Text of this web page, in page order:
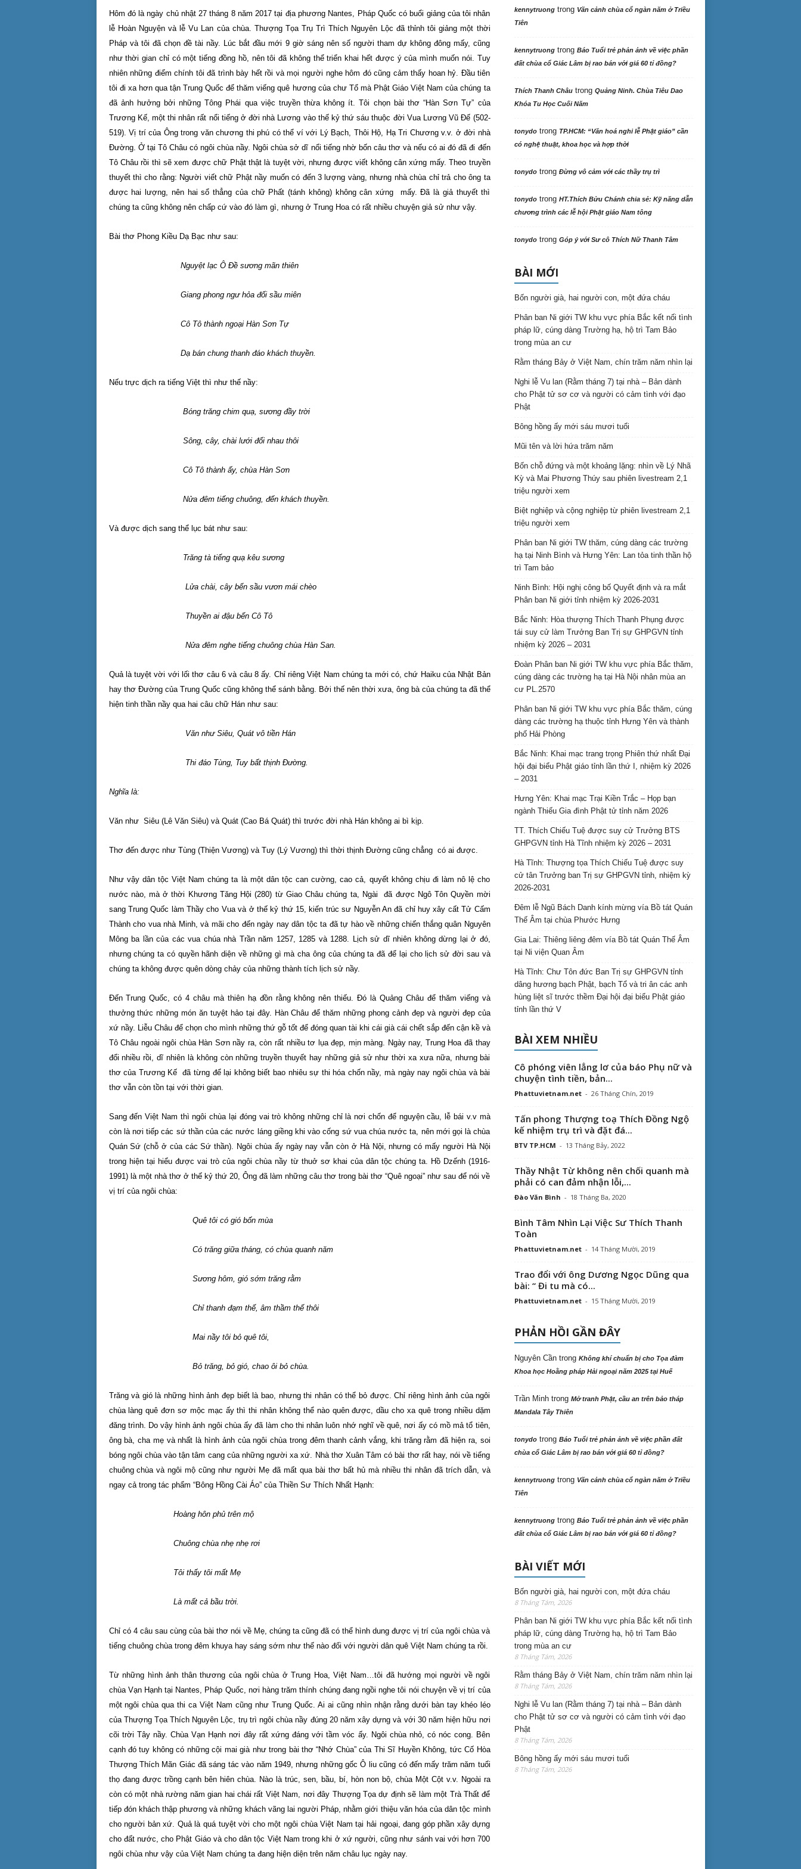
Hôm đó là ngày chủ nhật 27 tháng 8 năm 2017 tại địa phương Nantes, Pháp Quốc có buổi giảng của tôi nhân
lễ Hoàn Nguyện và lễ Vu Lan của chùa. Thượng Tọa Trụ Trì Thích Nguyên Lộc đã thỉnh tôi giảng một thời
Pháp và tôi đã chọn đề tài nầy. Lúc bắt đầu mới 9 giờ sáng nên số người tham dự không đông mấy, cũng
như thời gian chỉ có một tiếng đồng hồ, nên tôi đã không thể triển khai hết được ý của mình muốn nói. Tuy
nhiên những điểm chính tôi đã trình bày hết rồi và mọi người nghe hôm đó cũng cảm thấy hoan hỷ. Đầu tiên
tôi đi xa hơn qua tận Trung Quốc để thăm viếng quê hương của chư Tổ mà Phật Giáo Việt Nam của chúng ta
đã ảnh hưởng bởi những Tông Phái qua việc truyền thừa không ít. Tôi chọn bài thơ “Hàn Sơn Tự” của
Trương Kế, một thi nhân rất nổi tiếng ở đời nhà Lương vào thế kỷ thứ sáu thuộc đời Vua Lương Vũ Đế (502-
519). Vị trí của Ông trong văn chương thi phú có thể ví với Lý Bạch, Thôi Hộ, Hạ Tri Chương v.v. ở đời nhà
Đường. Ở tại Tô Châu có ngôi chùa nầy. Ngôi chùa sở dĩ nổi tiếng nhờ bốn câu thơ và nếu có ai đó đã đi đến
Tô Châu rồi thì sẽ xem được chữ Phật thật là tuyệt vời, nhưng được viết không cân xứng mấy. Theo truyền
thuyết thì cho rằng: Người viết chữ Phật nầy muốn có đến 3 lượng vàng, nhưng nhà chùa chỉ trả cho ông ta
được hai lượng, nên hai sổ thẳng của chữ Phất (tánh không) không cân xứng mấy. Đã là giả thuyết thì
chúng ta cũng không nên chấp cứ vào đó làm gì, nhưng ở Trung Hoa có rất nhiều chuyện giả sử như vậy.
Bài thơ Phong Kiều Dạ Bạc như sau:
Nguyệt lạc Ô Đề sương mãn thiên
Giang phong ngư hỏa đối sầu miên
Cô Tô thành ngoại Hàn Sơn Tự
Dạ bán chung thanh đáo khách thuyền.
Nếu trực dịch ra tiếng Việt thì như thế nầy:
Bóng trăng chim quạ, sương đầy trời
Sông, cây, chài lưới đối nhau thôi
Cô Tô thành ấy, chùa Hàn Sơn
Nửa đêm tiếng chuông, đến khách thuyền.
Và được dịch sang thể lục bát như sau:
Trăng tà tiếng quạ kêu sương
Lửa chài, cây bến sầu vươn mái chèo
Thuyền ai đậu bến Cô Tô
Nửa đêm nghe tiếng chuông chùa Hàn San.
Quả là tuyệt vời với lối thơ câu 6 và câu 8 ấy. Chỉ riêng Việt Nam chúng ta mới có, chứ Haiku của Nhật Bản
hay thơ Đường của Trung Quốc cũng không thể sánh bằng. Bởi thế nên thời xưa, ông bà của chúng ta đã thể
hiện tinh thần nầy qua hai câu chữ Hán như sau:
Văn như Siêu, Quát vô tiền Hán
Thi đáo Tùng, Tuy bất thịnh Đường.
Nghĩa là:
Văn như Siêu (Lê Văn Siêu) và Quát (Cao Bá Quát) thì trước đời nhà Hán không ai bì kịp.
Thơ đến được như Tùng (Thiện Vương) và Tuy (Lý Vương) thì thời thịnh Đường cũng chẳng có ai được.
Như vậy dân tộc Việt Nam chúng ta là một dân tộc can cường, cao cả, quyết không chịu đi làm nô lệ cho
nước nào, mà ở thời Khương Tăng Hội (280) từ Giao Châu chúng ta, Ngài đã được Ngô Tôn Quyền mời
sang Trung Quốc làm Thầy cho Vua và ở thế kỷ thứ 15, kiến trúc sư Nguyễn An đã chỉ huy xây cất Tử Cấm
Thành cho vua nhà Minh, và mãi cho đến ngày nay dân tộc ta đã tự hào về những chiến thắng quân Nguyên
Mông ba lần của các vua chúa nhà Trần năm 1257, 1285 và 1288. Lịch sử dĩ nhiên không dừng lại ở đó,
nhưng chúng ta có quyền hãnh diện về những gì mà cha ông của chúng ta đã để lại cho lịch sử đời sau và
chúng ta không được quên dòng chảy của những thành tích lịch sử nầy.
Đến Trung Quốc, có 4 châu mà thiên hạ đồn rằng không nên thiếu. Đó là Quảng Châu để thăm viếng và
thưởng thức những món ăn tuyệt hảo tại đây. Hàn Châu để thăm những phong cảnh đẹp và người đẹp của
xứ nầy. Liễu Châu để chọn cho mình những thứ gỗ tốt để đóng quan tài khi cái già cái chết sắp đến cận kề và
Tô Châu ngoài ngôi chùa Hàn Sơn nầy ra, còn rất nhiều tơ lụa đẹp, mịn màng. Ngày nay, Trung Hoa đã thay
đổi nhiều rồi, dĩ nhiên là không còn những truyền thuyết hay những giả sử như thời xa xưa nữa, nhưng bài
thơ của Trương Kế đã từng để lại không biết bao nhiêu sự thi hóa chốn nầy, mà ngày nay ngôi chùa và bài
thơ vẫn còn tồn tại với thời gian.
Sang đến Việt Nam thì ngôi chùa lại đóng vai trò không những chỉ là nơi chốn để nguyện cầu, lễ bái v.v mà
còn là nơi tiếp các sứ thần của các nước láng giềng khi vào cống sứ vua chúa nước ta, nên mới gọi là chùa
Quán Sứ (chỗ ở của các Sứ thần). Ngôi chùa ấy ngày nay vẫn còn ở Hà Nội, nhưng có mấy người Hà Nội
trong hiện tại hiểu được vai trò của ngôi chùa nầy từ thuở sơ khai của dân tộc chúng ta. Hồ Dzếnh (1916-
1991) là một nhà thơ ở thế kỷ thứ 20, Ông đã làm những câu thơ trong bài thơ “Quê ngoại” như sau để nói về
vị trí của ngôi chùa:
Quê tôi có gió bốn mùa
Có trăng giữa tháng, có chùa quanh năm
Sương hôm, gió sớm trăng rằm
Chỉ thanh đạm thế, âm thầm thế thôi
Mai nầy tôi bỏ quê tôi,
Bỏ trăng, bỏ gió, chao ôi bỏ chùa.
Trăng và gió là những hình ảnh đẹp biết là bao, nhưng thi nhân có thể bỏ được. Chỉ riêng hình ảnh của ngôi
chùa làng quê đơn sơ mộc mạc ấy thì thi nhân không thể nào quên được, dầu cho xa quê trong nhiều dặm
đăng trình. Do vậy hình ảnh ngôi chùa ấy đã làm cho thi nhân luôn nhớ nghĩ về quê, nơi ấy có mồ mả tổ tiên,
ông bà, cha mẹ và nhất là hình ảnh của ngôi chùa trong đêm thanh cảnh vắng, khi trăng rằm đã hiện ra, soi
bóng ngôi chùa vào tận tâm cang của những người xa xứ. Nhà thơ Xuân Tâm có bài thơ rất hay, nói về tiếng
chuông chùa và ngôi mộ cũng như người Mẹ đã mất qua bài thơ bất hủ mà nhiều thi nhân đã trích dẫn, và
ngay cả trong tác phẩm “Bông Hồng Cài Áo” của Thiền Sư Thích Nhất Hạnh:
Hoàng hôn phủ trên mộ
Chuông chùa nhẹ nhẹ rơi
Tôi thấy tôi mất Mẹ
Là mất cả bầu trời.
Chỉ có 4 câu sau cùng của bài thơ nói về Mẹ, chúng ta cũng đã có thể hình dung được vị trí của ngôi chùa và
tiếng chuông chùa trong đêm khuya hay sáng sớm như thế nào đối với người dân quê Việt Nam chúng ta rồi.
Từ những hình ảnh thân thương của ngôi chùa ở Trung Hoa, Việt Nam…tôi đã hướng mọi người về ngôi
chùa Vạn Hạnh tại Nantes, Pháp Quốc, nơi hàng trăm thính chúng đang ngồi nghe tôi nói chuyện về vị trí của
một ngôi chùa qua thi ca Việt Nam cũng như Trung Quốc. Ai ai cũng nhìn nhận rằng dưới bàn tay khéo léo
của Thượng Tọa Thích Nguyên Lộc, trụ trì ngôi chùa nầy đúng 20 năm xây dựng và với 30 năm hiện hữu nơi
cõi trời Tây nầy. Chùa Vạn Hạnh nơi đây rất xứng đáng với tầm vóc ấy. Ngôi chùa nhỏ, có nóc cong. Bên
cạnh đó tuy không có những cội mai già như trong bài thơ “Nhớ Chùa” của Thi Sĩ Huyền Không, tức Cố Hòa
Thượng Thích Mãn Giác đã sáng tác vào năm 1949, nhưng những gốc Ô liu cũng có đến mấy trăm năm tuổi
thọ đang được trồng cạnh bên hiên chùa. Nào là trúc, sen, bầu, bí, hòn non bộ, chùa Một Cột v.v. Ngoài ra
còn có một nhà rường năm gian hai chái rất Việt Nam, nơi đây Thượng Tọa dự định sẽ làm một Trà Thất để
tiếp đón khách thập phương và những khách vãng lai người Pháp, nhằm giới thiệu văn hóa của dân tộc mình
cho người bản xứ. Quả là quá tuyệt vời cho một ngôi chùa Việt Nam tại hải ngoại, đang góp phần xây dựng
cho đất nước, cho Phật Giáo và cho dân tộc Việt Nam trong khi ở xứ người, cũng như sánh vai với hơn 700
ngôi chùa như vậy của Việt Nam chúng ta đang hiện diện trên năm châu lục ngày nay.
kennytruongtrong Vãn cảnh chùa cổ ngàn năm ở Triều
Tiên
kennytruongtrong Báo Tuổi trẻ phản ảnh về việc phần
đất chùa cổ Giác Lâm bị rao bán với giá 60 tỉ đồng?
Thích Thanh Châutrong Quảng Ninh. Chùa Tiêu Dao
Khóa Tu Học Cuối Năm
tonydotrong TP.HCM: “Văn hoá nghi lễ Phật giáo” cần
có nghệ thuật, khoa học và hợp thời
tonydotrong Đừng vô cảm với các thầy trụ trì
tonydotrong HT.Thích Bửu Chánh chia sẻ: Kỹ năng dẫn
chương trình các lễ hội Phật giáo Nam tông
tonydotrong Góp ý với Sư cô Thích Nữ Thanh Tâm
BÀI MỚI
Bốn người già, hai người con, một đứa cháu
Phân ban Ni giới TW khu vực phía Bắc kết nối tình
pháp lữ, cúng dàng Trường hạ, hộ trì Tam Bảo
trong mùa an cư
Rằm tháng Bảy ở Việt Nam, chín trăm năm nhìn lại
Nghi lễ Vu lan (Rằm tháng 7) tại nhà – Bản dành
cho Phật tử sơ cơ và người có cảm tình với đạo
Phật
Bông hồng ấy mới sáu mươi tuổi
Mũi tên và lời hứa trăm năm
Bốn chỗ đứng và một khoảng lặng: nhìn về Lý Nhã
Kỳ và Mai Phương Thúy sau phiên livestream 2,1
triệu người xem
Biệt nghiệp và cộng nghiệp từ phiên livestream 2,1
triệu người xem
Phân ban Ni giới TW thăm, cúng dàng các trường
hạ tại Ninh Bình và Hưng Yên: Lan tỏa tinh thần hộ
trì Tam bảo
Ninh Bình: Hội nghị công bố Quyết định và ra mắt
Phân ban Ni giới tỉnh nhiệm kỳ 2026-2031
Bắc Ninh: Hòa thượng Thích Thanh Phụng được
tái suy cử làm Trưởng Ban Trị sự GHPGVN tỉnh
nhiệm kỳ 2026 – 2031
Đoàn Phân ban Ni giới TW khu vực phía Bắc thăm,
cúng dàng các trường hạ tại Hà Nội nhân mùa an
cư PL.2570
Phân ban Ni giới TW khu vực phía Bắc thăm, cúng
dàng các trường hạ thuộc tỉnh Hưng Yên và thành
phố Hải Phòng
Bắc Ninh: Khai mạc trang trọng Phiên thứ nhất Đại
hội đại biểu Phật giáo tỉnh lần thứ I, nhiệm kỳ 2026
– 2031
Hưng Yên: Khai mạc Trại Kiền Trắc – Họp bạn
ngành Thiếu Gia đình Phật tử tỉnh năm 2026
TT. Thích Chiếu Tuệ được suy cử Trưởng BTS
GHPGVN tỉnh Hà Tĩnh nhiệm kỳ 2026 – 2031
Hà Tĩnh: Thượng tọa Thích Chiếu Tuệ được suy
cử tân Trưởng ban Trị sự GHPGVN tỉnh, nhiệm kỳ
2026-2031
Đêm lễ Ngũ Bách Danh kính mừng vía Bồ tát Quán
Thế Âm tại chùa Phước Hưng
Gia Lai: Thiêng liêng đêm vía Bồ tát Quán Thế Âm
tại Ni viện Quan Âm
Hà Tĩnh: Chư Tôn đức Ban Trị sự GHPGVN tỉnh
dâng hương bạch Phật, bạch Tổ và tri ân các anh
hùng liệt sĩ trước thềm Đại hội đại biểu Phật giáo
tỉnh lần thứ V
BÀI XEM NHIỀU
Cô phóng viên lẳng lơ của báo Phụ nữ và
chuyện tình tiền, bản...
Phattuvietnam.net - 26 Tháng Chín, 2019
Tấn phong Thượng toạ Thích Đồng Ngộ
kế nhiệm trụ trì và đặt đá...
BTV TP.HCM - 13 Tháng Bảy, 2022
Thầy Nhật Từ không nên chối quanh mà
phải có can đảm nhận lỗi,...
Đào Văn Bình - 18 Tháng Ba, 2020
Bình Tâm Nhìn Lại Việc Sư Thích Thanh
Toàn
Phattuvietnam.net - 14 Tháng Mười, 2019
Trao đổi với ông Dương Ngọc Dũng qua
bài: “ Đi tu mà có...
Phattuvietnam.net - 15 Tháng Mười, 2019
PHẢN HỒI GẦN ĐÂY
Nguyên Cầntrong Không khí chuẩn bị cho Tọa đàm
Khoa học Hoằng pháp Hải ngoại năm 2025 tại Huế
Trần Minhtrong Mở tranh Phật, cầu an trên bảo tháp
Mandala Tây Thiên
tonydotrong Báo Tuổi trẻ phản ảnh về việc phần đất
chùa cổ Giác Lâm bị rao bán với giá 60 tỉ đồng?
kennytruongtrong Vãn cảnh chùa cổ ngàn năm ở Triều
Tiên
kennytruongtrong Báo Tuổi trẻ phản ảnh về việc phần
đất chùa cổ Giác Lâm bị rao bán với giá 60 tỉ đồng?
BÀI VIẾT MỚI
Bốn người già, hai người con, một đứa cháu
8 Tháng Tám, 2026
Phân ban Ni giới TW khu vực phía Bắc kết nối tình
pháp lữ, cúng dàng Trường hạ, hộ trì Tam Bảo
trong mùa an cư
8 Tháng Tám, 2026
Rằm tháng Bảy ở Việt Nam, chín trăm năm nhìn lại
8 Tháng Tám, 2026
Nghi lễ Vu lan (Rằm tháng 7) tại nhà – Bản dành
cho Phật tử sơ cơ và người có cảm tình với đạo
Phật
8 Tháng Tám, 2026
Bông hồng ấy mới sáu mươi tuổi
8 Tháng Tám, 2026